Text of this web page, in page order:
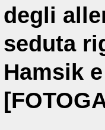
degli
seduta
Hamsik